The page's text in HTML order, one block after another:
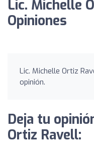
Lic. Michelle
Opiniones
Lic. Michelle Ortiz
opinión.
Deja tu
Ortiz Ravell: